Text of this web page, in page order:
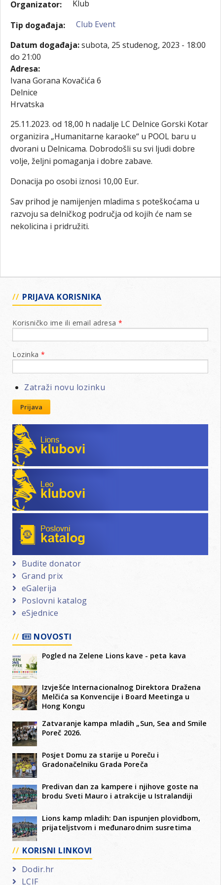
Organizator:
Klub
Tip događaja:
Club Event
Datum događaja:subota, 25 studenog, 2023 - 18:00
do 21:00
Adresa:
Ivana Gorana Kovačića 6
Delnice
Hrvatska
25.11.2023. od 18,00 h nadalje LC Delnice Gorski Kotar
organizira „Humanitarne karaoke“ u POOL baru u
dvorani u Delnicama. Dobrodošli su svi ljudi dobre
volje, željni pomaganja i dobre zabave.
Donacija po osobi iznosi 10,00 Eur.
Sav prihod je namijenjen mladima s poteškoćama u
razvoju sa delničkog područja od kojih će nam se
nekolicina i pridružiti.
PRIJAVA KORISNIKA
Korisničko ime ili email adresa *
Lozinka *
Zatraži novu lozinku
Prijava
Lions klubovi
Leo klubovi
Budite donator
Grand prix
eGalerija
Poslovni katalog
eSjednice
NOVOSTI
Pogled na Zelene Lions kave - peta kava
Izvješće Internacionalnog Direktora Dražena
Melčića sa Konvencije i Board Meetinga u
Hong Kongu
Zatvaranje kampa mladih „Sun, Sea and Smile
Poreč 2026.
Posjet Domu za starije u Poreču i
Gradonačelniku Grada Poreča
Predivan dan za kampere i njihove goste na
brodu Sveti Mauro i atrakcije u Istralandiji
Lions kamp mladih: Dan ispunjen plovidbom,
prijateljstvom i međunarodnim susretima
KORISNI LINKOVI
Dodir.hr
LCIF